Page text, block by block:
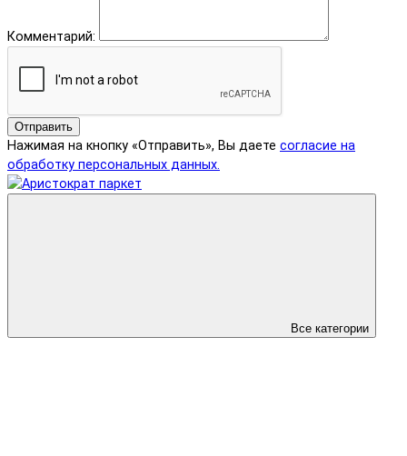
Комментарий:
Отправить
Нажимая на кнопку «Отправить», Вы даете согласие на
обработку персональных данных.
Все категории